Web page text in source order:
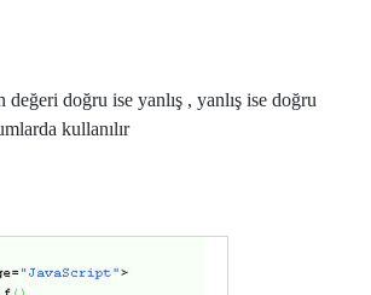
değeri doğru ise yanlış , yanlış ise doğru
kullanılır